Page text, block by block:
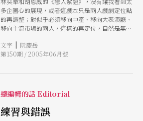
多企圖心的展現，或者這戲本只是兩人戲劇定位點
的再調整；對似乎必須移向中產、移向大表演廳、
移向主流市場的兩人，這樣的再定位，自然是無可
格，可不要在這樣的定位過程中流去了。
文字 | 阮慶岳
第150期 / 2005年06月號
總編輯的話 Editorial
練習與錯誤